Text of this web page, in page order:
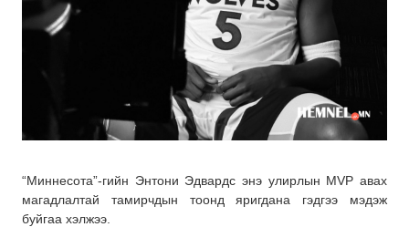
“Миннесота”-гийн Энтони Эдвардс энэ улирлын MVP авах
магадлалтай тамирчдын тоонд яригдана гэдгээ мэдэж
буйгаа хэлжээ.